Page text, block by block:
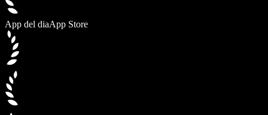
App del diaApp Store